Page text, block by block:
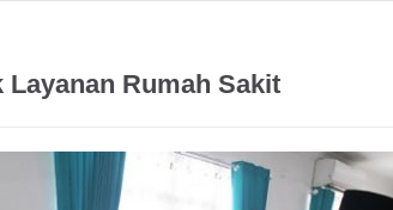
Rumah Sakit